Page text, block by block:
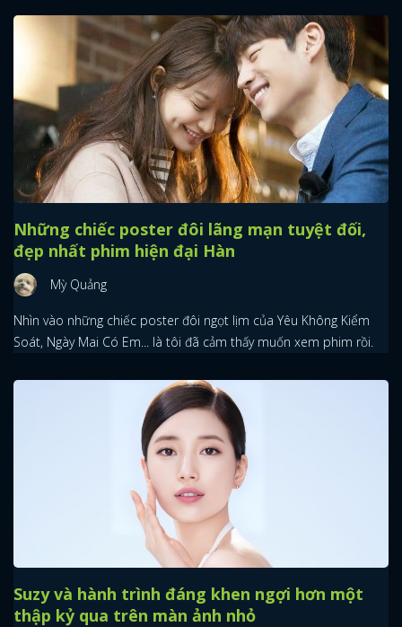
Những chiếc poster đôi lãng mạn tuyệt đối,
đẹp nhất phim hiện đại Hàn
Mỳ Quảng
Nhìn vào những chiếc poster đôi ngọt lịm của Yêu Không Kiểm
Soát, Ngày Mai Có Em... là tôi đã cảm thấy muốn xem phim rồi.
Suzy và hành trình đáng khen ngợi hơn một
thập kỷ qua trên màn ảnh nhỏ